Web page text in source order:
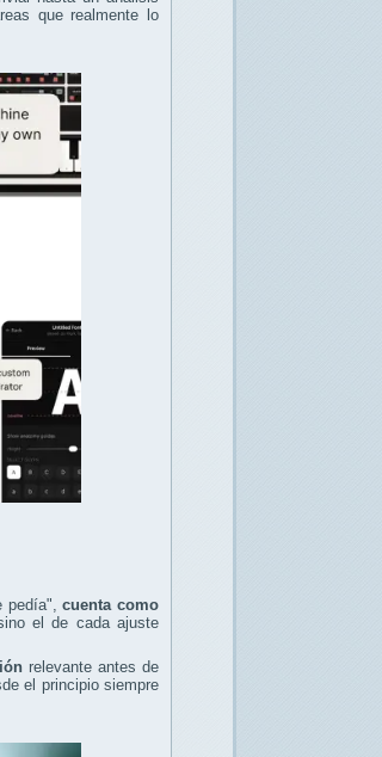
que realmente lo
pedía",cuenta como
el de cada ajuste
relevante antes de
el principio siempre